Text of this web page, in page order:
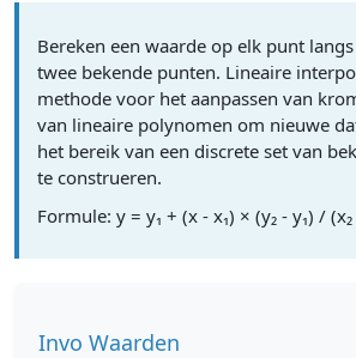
Bereken een waarde op elk punt
twee bekende punten. Lineaire
methode voor het aanpassen van
van lineaire polynomen om nieuwe
het bereik van een discrete set van
te construeren.
Formule: y = y₁ + (x - x₁) × (y₂ - y₁) / (x₂
Invo Waarden